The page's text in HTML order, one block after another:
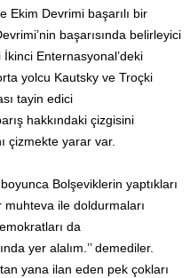
Ekim Devrimi başarılı bir
başarısında belirleyici
Enternasyonal’deki
yolcu Kautsky ve Troçki
tayin edici
hakkındaki çizgisini
çizmekte yarar var.
Bolşeviklerin yaptıkları
muhteva ile doldurmaları
da
yer alalım.’’ demediler.
yana ilan eden pek çokları